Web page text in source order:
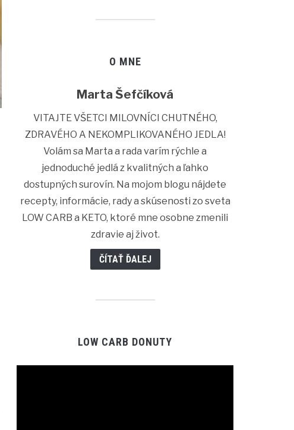
O MNE
Marta Šefčíková
VITAJTE VŠETCI MILOVNÍCI CHUTNÉHO,
ZDRAVÉHO A NEKOMPLIKOVANÉHO JEDLA!
Volám sa Marta a rada varím rýchle a
jednoduché jedlá z kvalitných a ľahko
dostupných surovín. Na mojom blogu nájdete
recepty, informácie, rady a skúsenosti zo sveta
LOW CARB a KETO, ktoré mne osobne zmenili
zdravie aj život.
ČÍTAŤ ĎALEJ
LOW CARB DONUTY